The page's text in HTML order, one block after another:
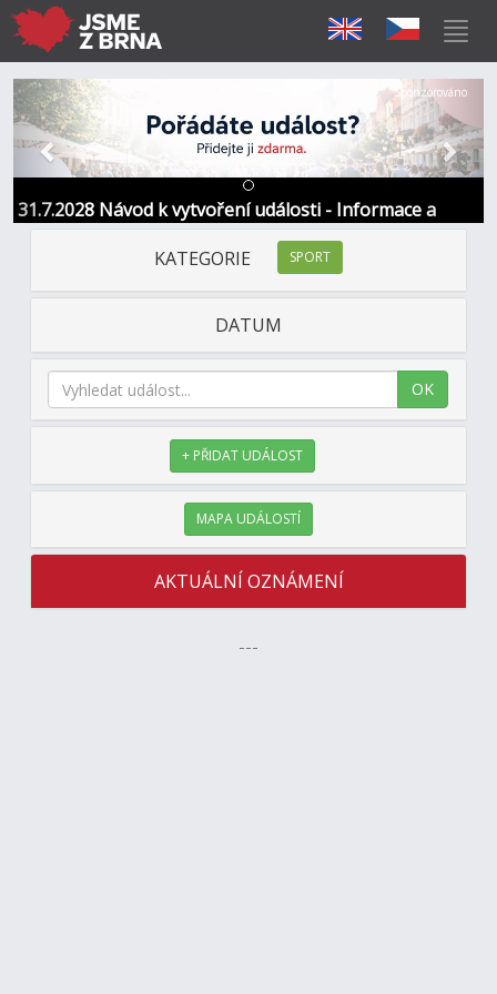
31.7.2028 Návod k vytvoření události - Informace a
kontakt
Předchozí Další
Sponzorováno
KATEGORIE SPORT
DATUM
OK
+ PŘIDAT UDÁLOST
MAPA UDÁLOSTÍ
AKTUÁLNÍ OZNÁMENÍ
---